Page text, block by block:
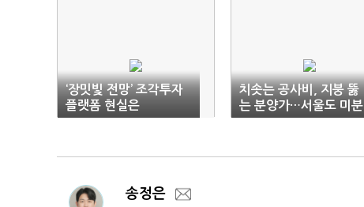
‘장밋빛 전망’ 조각투자
플랫폼 현실은
치솟는 공사비, 지붕 뚫
는 분양가…서울도 미분
양 '위험 신호'
송정은